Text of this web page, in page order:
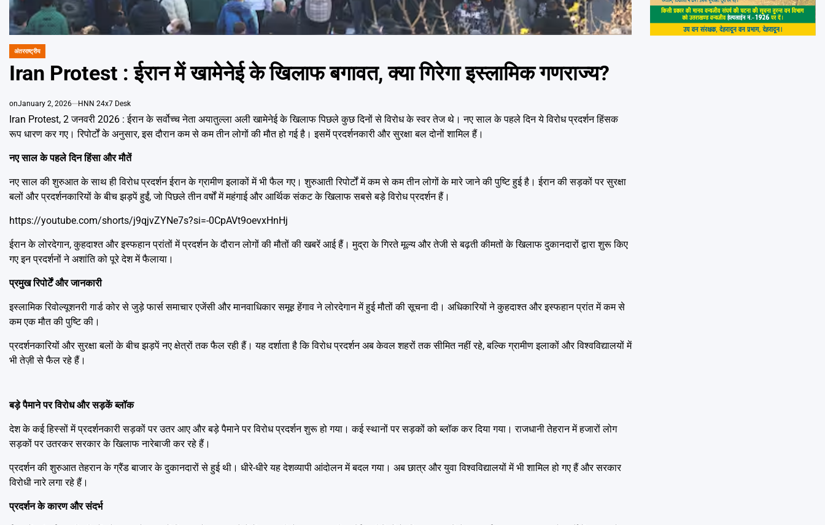
POSTED
IN
अंतरराष्ट्रीय
Iran Protest : ईरान में खामेनेई के खिलाफ बगावत, क्या गिरेगा इस्लामिक गणराज्य?
onJanuary 2, 2026 HNN 24x7 Desk
Iran Protest, 2 जनवरी 2026 : ईरान के सर्वोच्च नेता अयातुल्ला अली खामेनेई के खिलाफ पिछले कुछ दिनों से विरोध के स्वर तेज थे। नए साल के पहले दिन ये विरोध प्रदर्शन हिंसक
रूप धारण कर गए। रिपोर्टों के अनुसार, इस दौरान कम से कम तीन लोगों की मौत हो गई है। इसमें प्रदर्शनकारी और सुरक्षा बल दोनों शामिल हैं।
नए साल के पहले दिन हिंसा और मौतें
नए साल की शुरुआत के साथ ही विरोध प्रदर्शन ईरान के ग्रामीण इलाकों में भी फैल गए। शुरुआती रिपोर्टों में कम से कम तीन लोगों के मारे जाने की पुष्टि हुई है। ईरान की सड़कों पर सुरक्षा
बलों और प्रदर्शनकारियों के बीच झड़पें हुईं, जो पिछले तीन वर्षों में महंगाई और आर्थिक संकट के खिलाफ सबसे बड़े विरोध प्रदर्शन हैं।
https://youtube.com/shorts/j9qjvZYNe7s?si=-0CpAVt9oevxHnHj
ईरान के लोरदेगान, कुहदाश्त और इस्फहान प्रांतों में प्रदर्शन के दौरान लोगों की मौतों की खबरें आई हैं। मुद्रा के गिरते मूल्य और तेजी से बढ़ती कीमतों के खिलाफ दुकानदारों द्वारा शुरू किए
गए इन प्रदर्शनों ने अशांति को पूरे देश में फैलाया।
प्रमुख रिपोर्टें और जानकारी
इस्लामिक रिवोल्यूशनरी गार्ड कोर से जुड़े फार्स समाचार एजेंसी और मानवाधिकार समूह हेंगाव ने लोरदेगान में हुई मौतों की सूचना दी। अधिकारियों ने कुहदाश्त और इस्फहान प्रांत में कम से
कम एक मौत की पुष्टि की।
प्रदर्शनकारियों और सुरक्षा बलों के बीच झड़पें नए क्षेत्रों तक फैल रही हैं। यह दर्शाता है कि विरोध प्रदर्शन अब केवल शहरों तक सीमित नहीं रहे, बल्कि ग्रामीण इलाकों और विश्वविद्यालयों में
भी तेज़ी से फैल रहे हैं।
बड़े पैमाने पर विरोध और सड़कें ब्लॉक
देश के कई हिस्सों में प्रदर्शनकारी सड़कों पर उतर आए और बड़े पैमाने पर विरोध प्रदर्शन शुरू हो गया। कई स्थानों पर सड़कों को ब्लॉक कर दिया गया। राजधानी तेहरान में हजारों लोग
सड़कों पर उतरकर सरकार के खिलाफ नारेबाजी कर रहे हैं।
प्रदर्शन की शुरुआत तेहरान के ग्रैंड बाजार के दुकानदारों से हुई थी। धीरे-धीरे यह देशव्यापी आंदोलन में बदल गया। अब छात्र और युवा विश्वविद्यालयों में भी शामिल हो गए हैं और सरकार
विरोधी नारे लगा रहे हैं।
प्रदर्शन के कारण और संदर्भ